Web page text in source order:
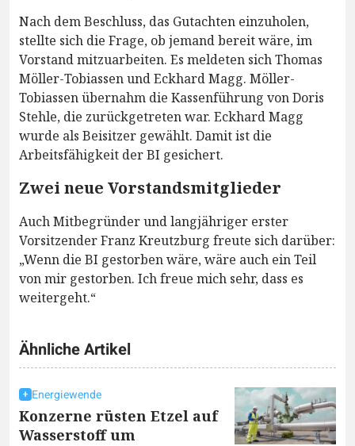
Nach dem Beschluss, das Gutachten einzuholen,
stellte sich die Frage, ob jemand bereit wäre, im
Vorstand mitzuarbeiten. Es meldeten sich Thomas
Möller-Tobiassen und Eckhard Magg. Möller-
Tobiassen übernahm die Kassenführung von Doris
Stehle, die zurückgetreten war. Eckhard Magg
wurde als Beisitzer gewählt. Damit ist die
Arbeitsfähigkeit der BI gesichert.
Zwei neue Vorstandsmitglieder
Auch Mitbegründer und langjähriger erster
Vorsitzender Franz Kreutzburg freute sich darüber:
„Wenn die BI gestorben wäre, wäre auch ein Teil
von mir gestorben. Ich freue mich sehr, dass es
weitergeht.“
Ähnliche Artikel
Energiewende
Konzerne rüsten Etzel auf
Wasserstoff um